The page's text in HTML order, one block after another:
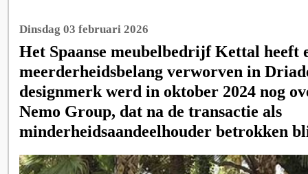
Dinsdag 03 februari 2026
Het Spaanse meubelbedrijf Kettal heeft
meerderheidsbelang verworven in
designmerk werd in oktober 2024 nog
Nemo Group, dat na de transactie als
minderheidsaandeelhouder betrokken